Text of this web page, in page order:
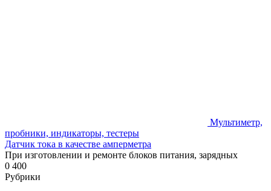
Мультиметр,
пробники, индикаторы, тестеры
Датчик тока в качестве амперметра
При изготовлении и ремонте блоков питания, зарядных
0 400
Рубрики